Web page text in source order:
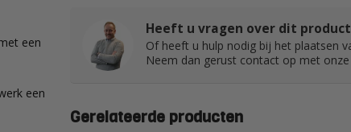
een
een
Heeft u vragen over dit
Of heeft u hulp nodig bij het plaatsen
Neem dan gerust contact op met onze
Gerelateerde producten